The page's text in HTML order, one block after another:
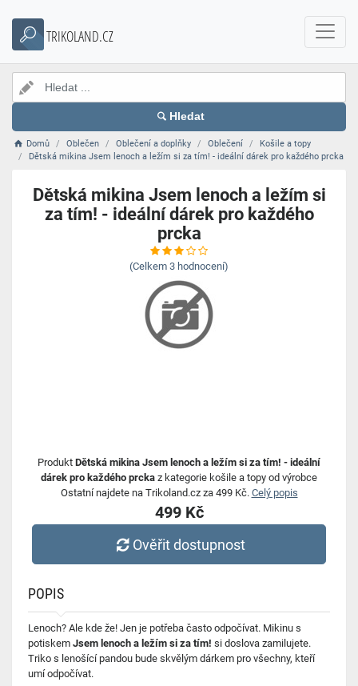
TRIKOLAND.CZ
Hledat
Domů Oblečen Oblečení a doplňky Oblečení
Košile a topy
Dětská mikina Jsem lenoch a ležím si za tím! - ideální dárek pro každého prcka
Dětská mikina Jsem lenoch a ležím si
za tím! - ideální dárek pro každého
prcka
(Celkem 3 hodnocení)
Produkt Dětská mikina Jsem lenoch a ležím si za tím! - ideální
dárek pro každého prcka z kategorie košile a topy od výrobce
Ostatní najdete na Trikoland.cz za 499 Kč. Celý popis
499 Kč
Ověřit dostupnost
POPIS
Lenoch? Ale kde že! Jen je potřeba často odpočívat. Mikinu s
potiskem Jsem lenoch a ležím si za tím! si doslova zamilujete.
Triko s lenošící pandou bude skvělým dárkem pro všechny, kteří
umí odpočívat.